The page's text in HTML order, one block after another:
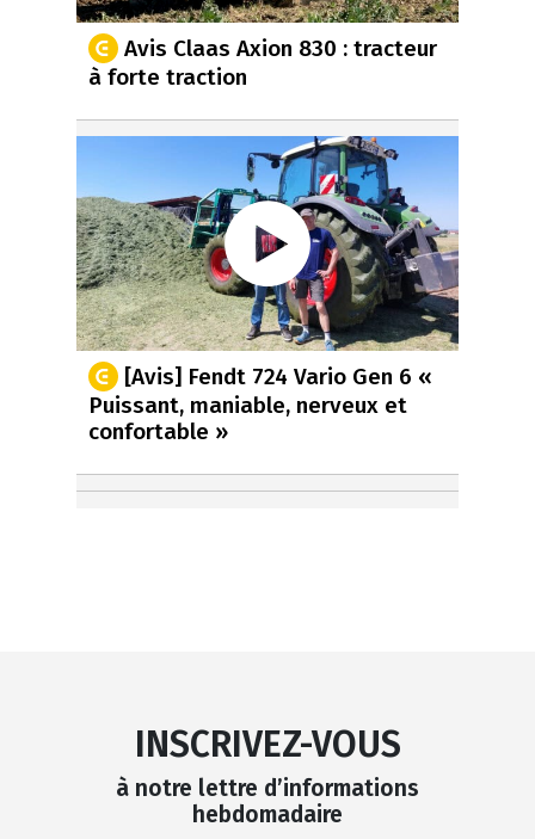
Avis Claas Axion 830 : tracteur
à forte traction
[Avis] Fendt 724 Vario Gen 6 «
Puissant, maniable, nerveux et
confortable »
INSCRIVEZ-VOUS
à notre lettre d’informations
hebdomadaire